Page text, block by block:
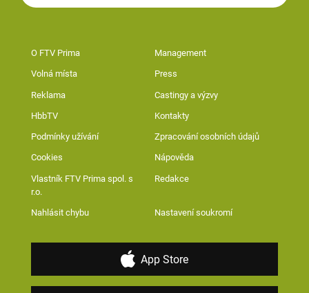
O FTV Prima Management
Volná místa Press
Reklama Castingy a výzvy
HbbTV Kontakty
Podmínky užívání Zpracování osobních údajů
Cookies Nápověda
Vlastník FTV Prima spol. s
r.o.
Redakce
Nahlásit chybu Nastavení soukromí
App Store